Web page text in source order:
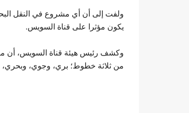
ولفت إلى أن أي مشروع في النقل
يكون مؤثرا على قناة السويس.
وكشف رئيس هيئة قناة السويس، أن
من ثلاثة خطوط؛ بري، وجوي،